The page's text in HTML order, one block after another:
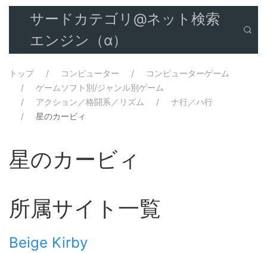
サードカテゴリ@ネット検索
エンジン（α）
トップ コンピューター
コンピューターゲーム
ゲームソフト別/ジャンル別ゲーム
アクション／格闘系／リズム
ナ行／ハ行
星のカービィ
星のカービィ
所属サイト一覧
Beige Kirby